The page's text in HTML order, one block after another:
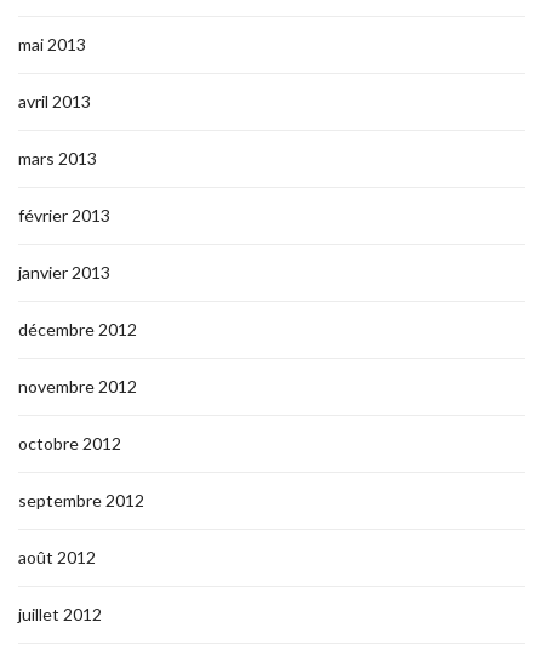
mai 2013
avril 2013
mars 2013
février 2013
janvier 2013
décembre 2012
novembre 2012
octobre 2012
septembre 2012
août 2012
juillet 2012